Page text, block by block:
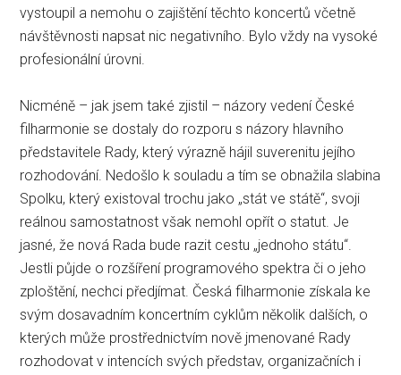
vystoupil a nemohu o zajištění těchto koncertů včetně
návštěvnosti napsat nic negativního. Bylo vždy na vysoké
profesionální úrovni.
Nicméně – jak jsem také zjistil – názory vedení České
filharmonie se dostaly do rozporu s názory hlavního
představitele Rady, který výrazně hájil suverenitu jejího
rozhodování. Nedošlo k souladu a tím se obnažila slabina
Spolku, který existoval trochu jako „stát ve státě“, svoji
reálnou samostatnost však nemohl opřít o statut. Je
jasné, že nová Rada bude razit cestu „jednoho státu“.
Jestli půjde o rozšíření programového spektra či o jeho
zploštění, nechci předjímat. Česká filharmonie získala ke
svým dosavadním koncertním cyklům několik dalších, o
kterých může prostřednictvím nově jmenované Rady
rozhodovat v intencích svých představ, organizačních i